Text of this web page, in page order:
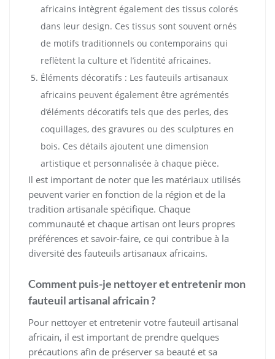
africains intègrent également des tissus colorés
dans leur design. Ces tissus sont souvent ornés
de motifs traditionnels ou contemporains qui
reflètent la culture et l’identité africaines.
Éléments décoratifs : Les fauteuils artisanaux
africains peuvent également être agrémentés
d’éléments décoratifs tels que des perles, des
coquillages, des gravures ou des sculptures en
bois. Ces détails ajoutent une dimension
artistique et personnalisée à chaque pièce.
Il est important de noter que les matériaux utilisés
peuvent varier en fonction de la région et de la
tradition artisanale spécifique. Chaque
communauté et chaque artisan ont leurs propres
préférences et savoir-faire, ce qui contribue à la
diversité des fauteuils artisanaux africains.
Comment puis-je nettoyer et entretenir mon
fauteuil artisanal africain ?
Pour nettoyer et entretenir votre fauteuil artisanal
africain, il est important de prendre quelques
précautions afin de préserver sa beauté et sa